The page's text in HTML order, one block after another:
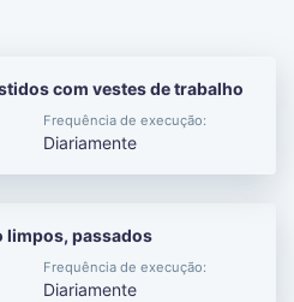
com vestes de trabalho
Frequência de execução:
Diariamente
limpos, passados
Frequência de execução:
Diariamente